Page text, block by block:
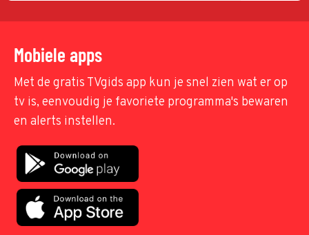
Mobiele apps
Met de gratis TVgids app kun je snel zien wat er op
tv is, eenvoudig je favoriete programma's bewaren
en alerts instellen.